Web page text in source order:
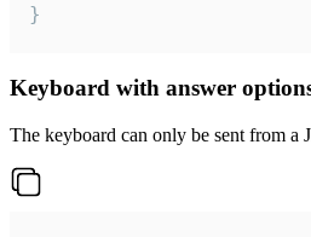
}
Keyboard with answer
The keyboard can only be sent from a